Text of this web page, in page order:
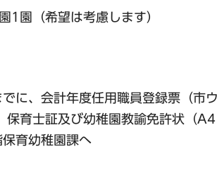
1園（希望は考慮します）
に、会計年度任用職員登録票（市
保育士証及び幼稚園教諭免許状（
育幼稚園課へ